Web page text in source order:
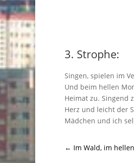
3. Strophe:
Singen, spielen im
Und beim hellen
Heimat zu. Singend
Herz und leicht der
Mädchen und ich
← Im Wald, im